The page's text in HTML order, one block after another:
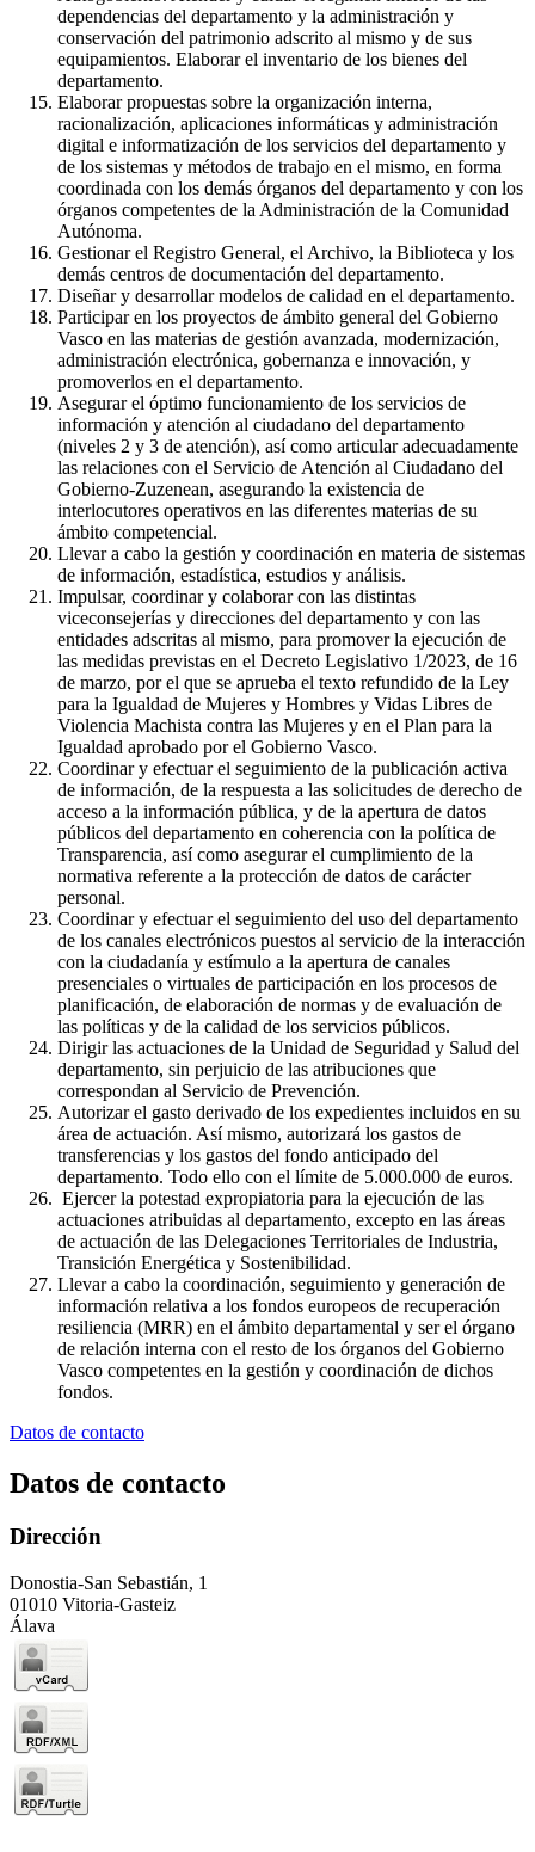
dependencias del departamento y la administración y
conservación del patrimonio adscrito al mismo y de sus
equipamientos. Elaborar el inventario de los bienes del
departamento.
Elaborar propuestas sobre la organización interna,
racionalización, aplicaciones informáticas y administración
digital e informatización de los servicios del departamento y
de los sistemas y métodos de trabajo en el mismo, en forma
coordinada con los demás órganos del departamento y con los
órganos competentes de la Administración de la Comunidad
Autónoma.
Gestionar el Registro General, el Archivo, la Biblioteca y los
demás centros de documentación del departamento.
Diseñar y desarrollar modelos de calidad en el departamento.
Participar en los proyectos de ámbito general del Gobierno
Vasco en las materias de gestión avanzada, modernización,
administración electrónica, gobernanza e innovación, y
promoverlos en el departamento.
Asegurar el óptimo funcionamiento de los servicios de
información y atención al ciudadano del departamento
(niveles 2 y 3 de atención), así como articular adecuadamente
las relaciones con el Servicio de Atención al Ciudadano del
Gobierno-Zuzenean, asegurando la existencia de
interlocutores operativos en las diferentes materias de su
ámbito competencial.
Llevar a cabo la gestión y coordinación en materia de sistemas
de información, estadística, estudios y análisis.
Impulsar, coordinar y colaborar con las distintas
viceconsejerías y direcciones del departamento y con las
entidades adscritas al mismo, para promover la ejecución de
las medidas previstas en el Decreto Legislativo 1/2023, de 16
de marzo, por el que se aprueba el texto refundido de la Ley
para la Igualdad de Mujeres y Hombres y Vidas Libres de
Violencia Machista contra las Mujeres y en el Plan para la
Igualdad aprobado por el Gobierno Vasco.
Coordinar y efectuar el seguimiento de la publicación activa
de información, de la respuesta a las solicitudes de derecho de
acceso a la información pública, y de la apertura de datos
públicos del departamento en coherencia con la política de
Transparencia, así como asegurar el cumplimiento de la
normativa referente a la protección de datos de carácter
personal.
Coordinar y efectuar el seguimiento del uso del departamento
de los canales electrónicos puestos al servicio de la interacción
con la ciudadanía y estímulo a la apertura de canales
presenciales o virtuales de participación en los procesos de
planificación, de elaboración de normas y de evaluación de
las políticas y de la calidad de los servicios públicos.
Dirigir las actuaciones de la Unidad de Seguridad y Salud del
departamento, sin perjuicio de las atribuciones que
correspondan al Servicio de Prevención.
Autorizar el gasto derivado de los expedientes incluidos en su
área de actuación. Así mismo, autorizará los gastos de
transferencias y los gastos del fondo anticipado del
departamento. Todo ello con el límite de 5.000.000 de euros.
Ejercer la potestad expropiatoria para la ejecución de las
actuaciones atribuidas al departamento, excepto en las áreas
de actuación de las Delegaciones Territoriales de Industria,
Transición Energética y Sostenibilidad.
Llevar a cabo la coordinación, seguimiento y generación de
información relativa a los fondos europeos de recuperación
resiliencia (MRR) en el ámbito departamental y ser el órgano
de relación interna con el resto de los órganos del Gobierno
Vasco competentes en la gestión y coordinación de dichos
fondos.
Datos de contacto
Datos de contacto
Dirección
Donostia-San Sebastián, 1
01010 Vitoria-Gasteiz
Álava